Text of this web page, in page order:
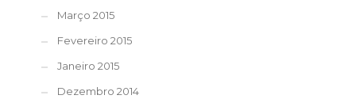
Março 2015
Fevereiro 2015
Janeiro 2015
Dezembro 2014